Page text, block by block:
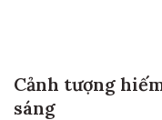
Cảnh tượng
sáng